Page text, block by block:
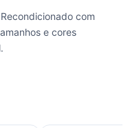
com
e cores